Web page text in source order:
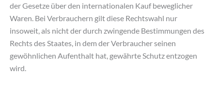
der Gesetze über den internationalen Kauf beweglicher
Waren. Bei Verbrauchern gilt diese Rechtswahl nur
insoweit, als nicht der durch zwingende Bestimmungen des
Rechts des Staates, in dem der Verbraucher seinen
gewöhnlichen Aufenthalt hat, gewährte Schutz entzogen
wird.